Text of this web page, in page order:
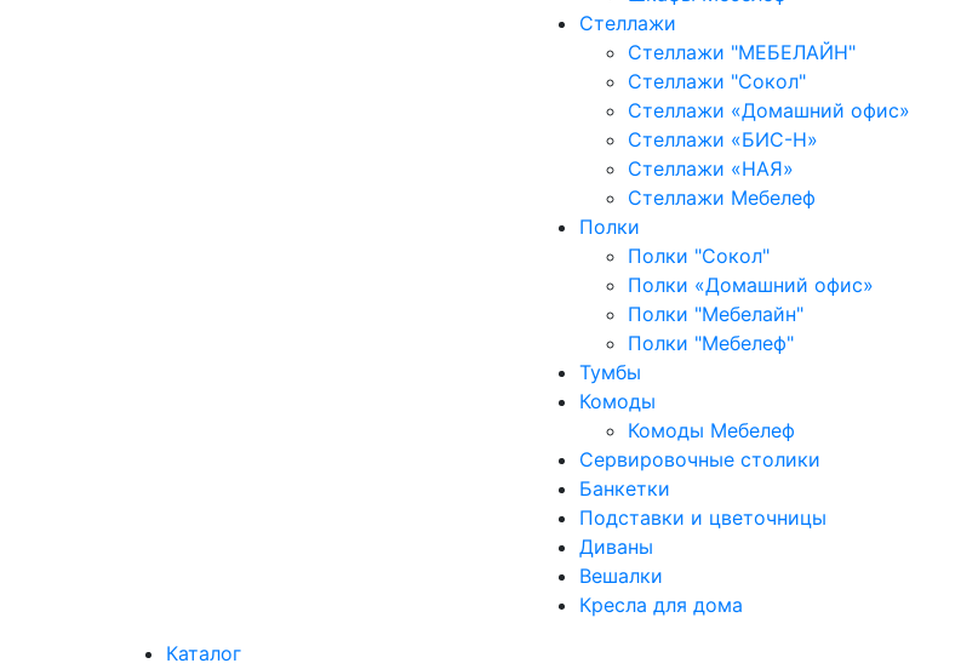
Стеллажи
Стеллажи "МЕБЕЛАЙН"
Стеллажи "Сокол"
Стеллажи «Домашний офис»
Стеллажи «БИС-Н»
Стеллажи «НАЯ»
Стеллажи Мебелеф
Полки
Полки "Сокол"
Полки «Домашний офис»
Полки "Мебелайн"
Полки "Мебелеф"
Тумбы
Комоды
Комоды Мебелеф
Сервировочные столики
Банкетки
Подставки и цветочницы
Диваны
Вешалки
Кресла для дома
Каталог